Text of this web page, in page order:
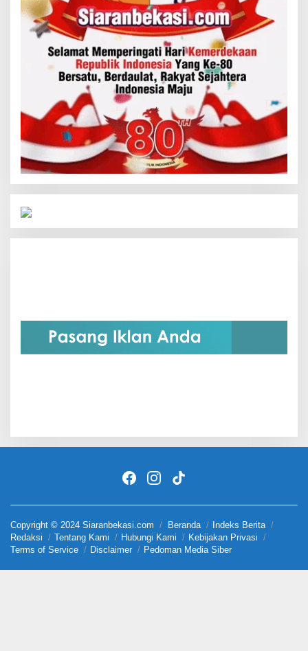
Copyright © 2024 Siaranbekasi.com Beranda
Indeks Berita
Redaksi
Tentang Kami Hubungi Kami
Kebijakan Privasi
Terms of Service
Disclaimer Pedoman Media Siber